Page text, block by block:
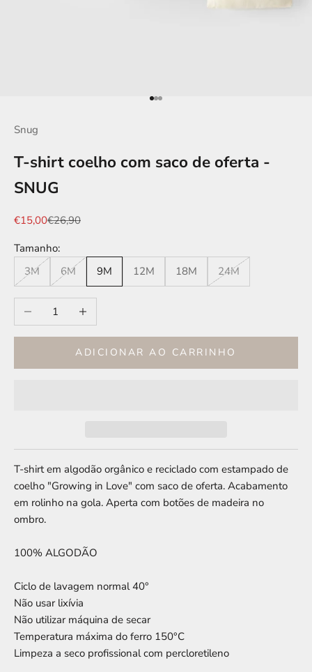
Ir para item 1
Ir para item 2
Ir para item 3
Snug
T-shirt coelho com saco de oferta -
SNUG
Preço promocional
€15,00Preço normal
€26,90
Tamanho:
3M
6M 9M 12M 18M 24M
Diminuir quantidadeAumentar quantidade
ADICIONAR AO CARRINHO
T-shirt em algodão orgânico e reciclado com estampado de
coelho "Growing in Love" com saco de oferta. Acabamento
em rolinho na gola. Aperta com botões de madeira no
ombro.
100% ALGODÃO
Ciclo de lavagem normal 40°
Não usar lixívia
Não utilizar máquina de secar
Temperatura máxima do ferro 150°C
Limpeza a seco profissional com percloretileno